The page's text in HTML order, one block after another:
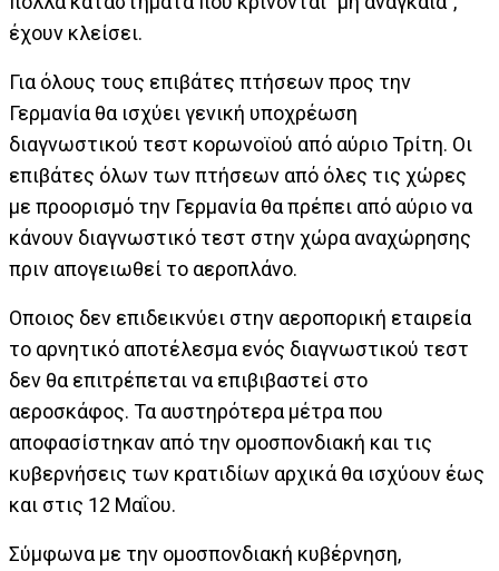
έχουν κλείσει.
Για όλους τους επιβάτες πτήσεων προς την
Γερμανία θα ισχύει γενική υποχρέωση
διαγνωστικού τεστ κορωνοϊού από αύριο Τρίτη. Οι
επιβάτες όλων των πτήσεων από όλες τις χώρες
με προορισμό την Γερμανία θα πρέπει από αύριο να
κάνουν διαγνωστικό τεστ στην χώρα αναχώρησης
πριν απογειωθεί το αεροπλάνο.
Oποιος δεν επιδεικνύει στην αεροπορική εταιρεία
το αρνητικό αποτέλεσμα ενός διαγνωστικού τεστ
δεν θα επιτρέπεται να επιβιβαστεί στο
αεροσκάφος. Τα αυστηρότερα μέτρα που
αποφασίστηκαν από την ομοσπονδιακή και τις
κυβερνήσεις των κρατιδίων αρχικά θα ισχύουν έως
και στις 12 Μαΐου.
Σύμφωνα με την ομοσπονδιακή κυβέρνηση,